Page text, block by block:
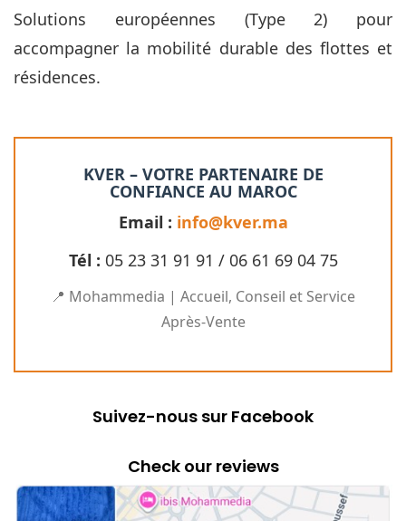
Solutions européennes (Type 2) pour
accompagner la mobilité durable des flottes et
résidences.
KVER – VOTRE PARTENAIRE DE
CONFIANCE AU MAROC
Email : info@kver.ma
Tél : 05 23 31 91 91 / 06 61 69 04 75
📍 Mohammedia | Accueil, Conseil et Service
Après-Vente
Suivez-nous sur Facebook
Check our reviews